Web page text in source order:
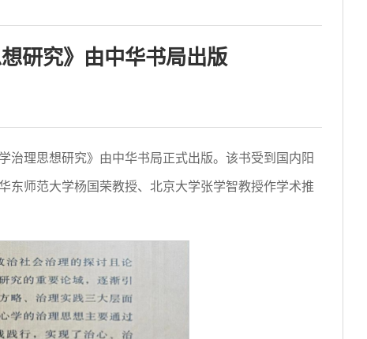
研究》由中华书局出版
治理思想研究》由中华书局正式出版。该书受到国内阳
东师范大学杨国荣教授、北京大学张学智教授作学术推